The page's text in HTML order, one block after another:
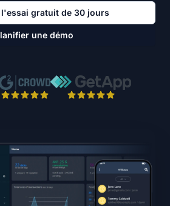
l'essai gratuit de 30 jours
une démo